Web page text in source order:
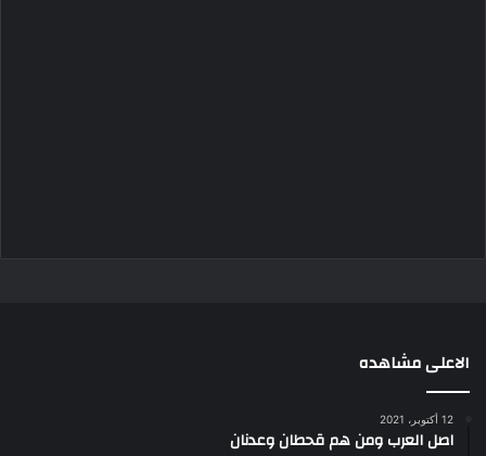
الاعلى مشاهده
12 أكتوبر، 2021
اصل العرب ومن هم قحطان وعدنان